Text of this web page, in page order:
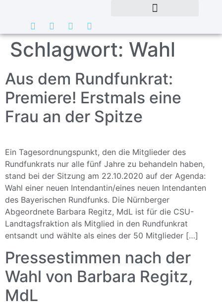
Schlagwort: Wahl
Aus dem Rundfunkrat:
Premiere! Erstmals eine
Frau an der Spitze
Ein Tagesordnungspunkt, den die Mitglieder des
Rundfunkrats nur alle fünf Jahre zu behandeln haben,
stand bei der Sitzung am 22.10.2020 auf der Agenda:
Wahl einer neuen Intendantin/eines neuen Intendanten
des Bayerischen Rundfunks. Die Nürnberger
Abgeordnete Barbara Regitz, MdL ist für die CSU-
Landtagsfraktion als Mitglied in den Rundfunkrat
entsandt und wählte als eines der 50 Mitglieder […]
Pressestimmen nach der
Wahl von Barbara Regitz,
MdL